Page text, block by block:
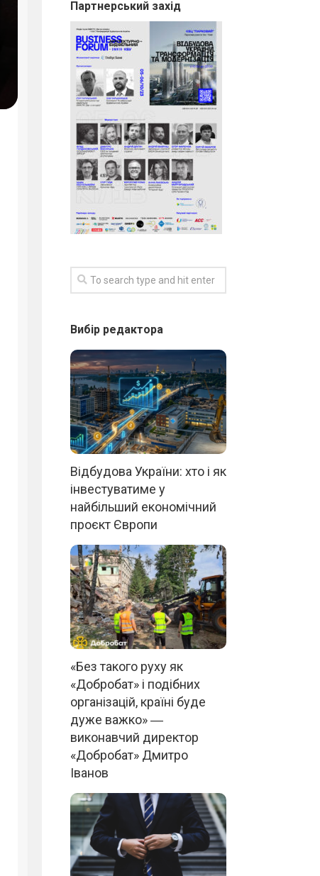
Партнерський захід
Вибір редактора
Відбудова України: хто і як
інвестуватиме у
найбільший економічний
проєкт Європи
«Без такого руху як
«Добробат» і подібних
організацій, країні буде
дуже важко» ―
виконавчий директор
«Добробат» Дмитро
Іванов